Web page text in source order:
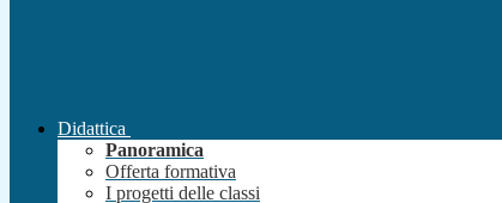
Didattica
Panoramica
Offerta formativa
I progetti delle classi